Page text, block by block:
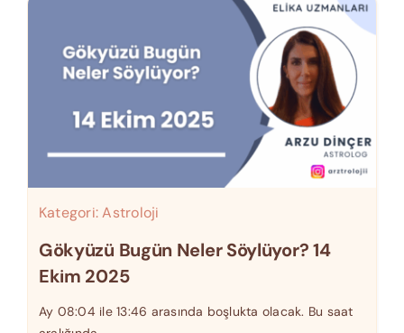
Kategori:Astroloji
Gökyüzü Bugün Neler Söylüyor? 14
Ekim 2025
Ay 08:04 ile 13:46 arasında boşlukta olacak. Bu saat